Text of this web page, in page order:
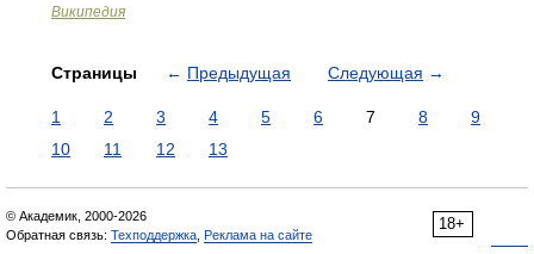
Википедия
Страницы ← Предыдущая Следующая →
1 2 3 4 5 6 7 8
9
10
11 12 13
18+
© Академик, 2000-2026
Обратная связь: Техподдержка Реклама на сайте